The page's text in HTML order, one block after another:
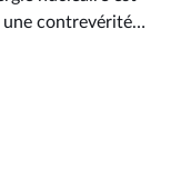
une contrevérité…